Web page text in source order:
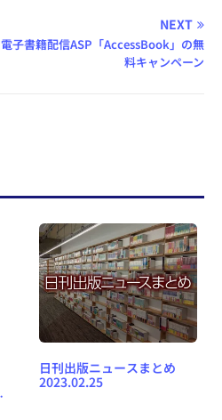
NEXT
子書籍配信ASP「AccessBook」の無
料キャンペーン
日刊出版ニュースまとめ
2023.02.25